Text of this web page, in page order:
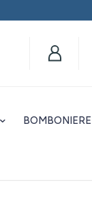
BOMBONIERE